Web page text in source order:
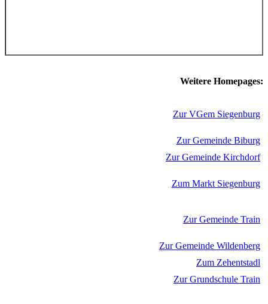
Weitere Homepages:
Zur VGem Siegenburg
Zur Gemeinde Biburg
Zur Gemeinde Kirchdorf
Zum Markt Siegenburg
Zur Gemeinde Train
Zur Gemeinde Wildenberg
Zum Zehentstadl
Zur Grundschule Train